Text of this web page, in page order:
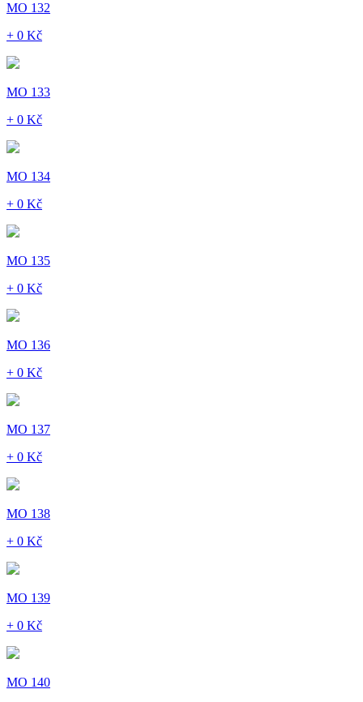
MO 132
+ 0 Kč
MO 133
+ 0 Kč
MO 134
+ 0 Kč
MO 135
+ 0 Kč
MO 136
+ 0 Kč
MO 137
+ 0 Kč
MO 138
+ 0 Kč
MO 139
+ 0 Kč
MO 140